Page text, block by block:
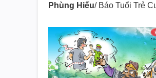
Phùng Hiếu/ Báo Tuổi Trẻ